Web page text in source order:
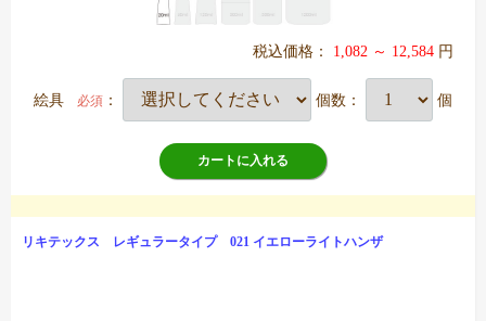
税込価格： 1,082 ～ 12,584 円
絵具 必須 ： 個数： 個
カートに入れる
リキテックス レギュラータイプ 021 イエローライトハンザ